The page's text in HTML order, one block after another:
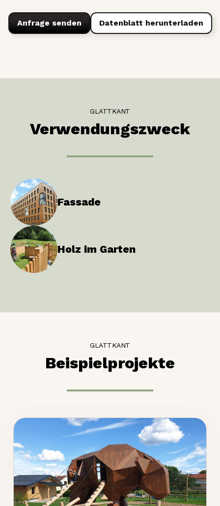
Anfrage senden Datenblatt herunterladen
GLATTKANT
Verwendungszweck
Fassade
Holz im Garten
GLATTKANT
Beispielprojekte